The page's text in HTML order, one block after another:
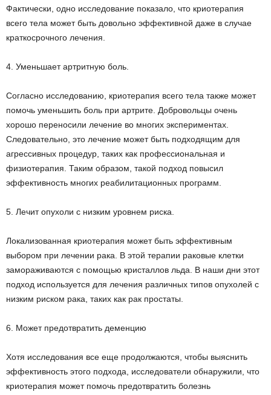
Фактически, одно исследование показало, что криотерапия
всего тела может быть довольно эффективной даже в случае
краткосрочного лечения.
4. Уменьшает артритную боль.
Согласно исследованию, криотерапия всего тела также может
помочь уменьшить боль при артрите. Добровольцы очень
хорошо переносили лечение во многих экспериментах.
Следовательно, это лечение может быть подходящим для
агрессивных процедур, таких как профессиональная и
физиотерапия. Таким образом, такой подход повысил
эффективность многих реабилитационных программ.
5. Лечит опухоли с низким уровнем риска.
Локализованная криотерапия может быть эффективным
выбором при лечении рака. В этой терапии раковые клетки
замораживаются с помощью кристаллов льда. В наши дни этот
подход используется для лечения различных типов опухолей с
низким риском рака, таких как рак простаты.
6. Может предотвратить деменцию
Хотя исследования все еще продолжаются, чтобы выяснить
эффективность этого подхода, исследователи обнаружили, что
криотерапия может помочь предотвратить болезнь